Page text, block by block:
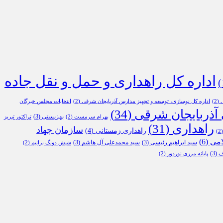
اداره کل راهداری و حمل و نقل جاده
(2) اداره کل نوسازی، توسعه و تجهیز مدارس آذربایجان شرقی (2) انتخابات مجلس خبرگان
آذربایجان شرقی (34) بهرام سرمست (2) بهزیستی (3) تراکتور تبریز
راهداری (31) راهداری زمستانی (4) سازمان جهاد
(6) سید ابراهیم رئیسی (3) سید محمدعلی آل هاشم (3) شیش دونگ برانیم (2)
(3) پایانه مرزی نوردوز (2)